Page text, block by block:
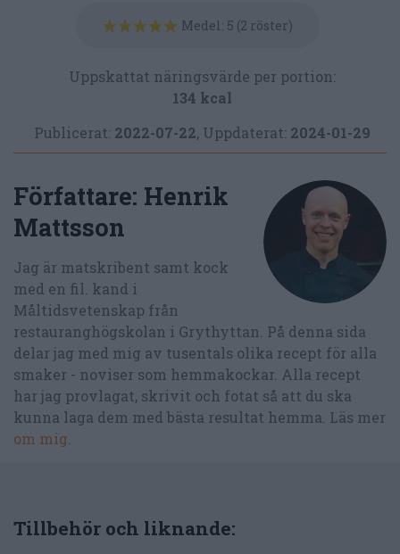
Medel: 5 (2 röster)
Uppskattat näringsvärde per portion:
134 kcal
Publicerat: 2022-07-22, Uppdaterat: 2024-01-29
Författare: Henrik
Mattsson
Jag är matskribent samt kock
med en fil. kand i
Måltidsvetenskap från
restauranghögskolan i Grythyttan. På denna sida
delar jag med mig av tusentals olika recept för alla
smaker - noviser som hemmakockar. Alla recept
har jag provlagat, skrivit och fotat så att du ska
kunna laga dem med bästa resultat hemma. Läs mer
om mig.
Tillbehör och liknande: